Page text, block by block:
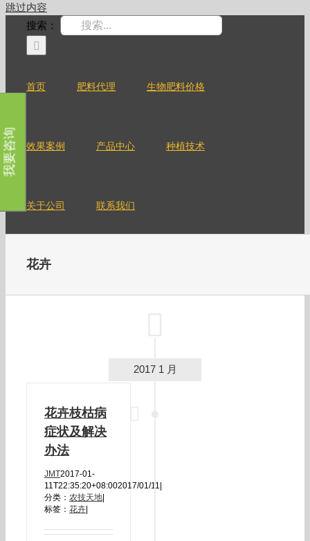
跳过内容
搜索：
首页 肥料代理 生物肥料价格
效果案例 产品中心 种植技术
关于公司 联系我们
花卉
2017 1 月
花卉枝枯病
症状及解决
办法
JMT2017-01-
11T22:35:20+08:002017/01/11 |
分类： 农技天地|
标签： 花卉|
我要咨询